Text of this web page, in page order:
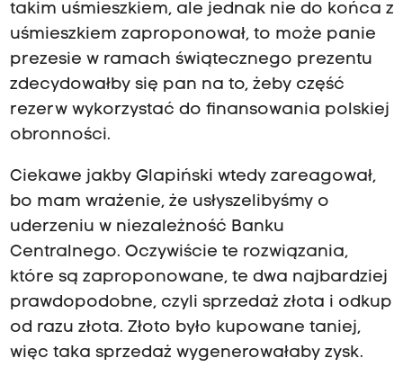
takim uśmieszkiem, ale jednak nie do końca z
uśmieszkiem zaproponował, to może panie
prezesie w ramach świątecznego prezentu
zdecydowałby się pan na to, żeby część
rezerw wykorzystać do finansowania polskiej
obronności.
Ciekawe jakby Glapiński wtedy zareagował,
bo mam wrażenie, że usłyszelibyśmy o
uderzeniu w niezależność Banku
Centralnego. Oczywiście te rozwiązania,
które są zaproponowane, te dwa najbardziej
prawdopodobne, czyli sprzedaż złota i odkup
od razu złota. Złoto było kupowane taniej,
więc taka sprzedaż wygenerowałaby zysk.